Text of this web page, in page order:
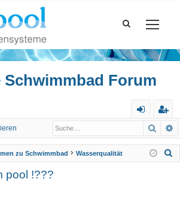
Schwimmbad Forum
m
el
eg
ist
rie
zu Schwimmbad Wasserqualität
pool !???